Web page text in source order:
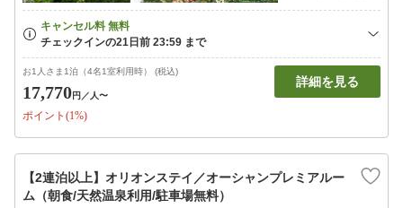
お1人さま1泊（4名1室利用時） (税込)
17,770円 ／人〜
ポイント(1%)
詳細を見る
【2連泊以上】オリオンステイ／オーシャンプレミアルー
ム（朝食/天然温泉利用/駐車場無料）